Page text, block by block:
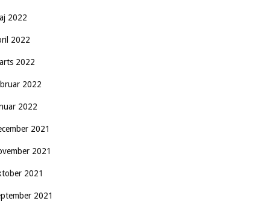
2022
2022
2022
2022
2022
2021
2021
2021
2021